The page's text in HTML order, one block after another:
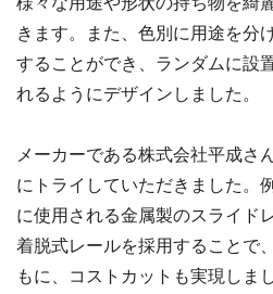
きます。また、色別に用途を分
することができ、ランダムに設
れるようにデザインしました。
メーカーである株式会社平成さ
にトライしていただきました。
に使用される金属製のスライド
着脱式レールを採用することで
もに、コストカットも実現しまし